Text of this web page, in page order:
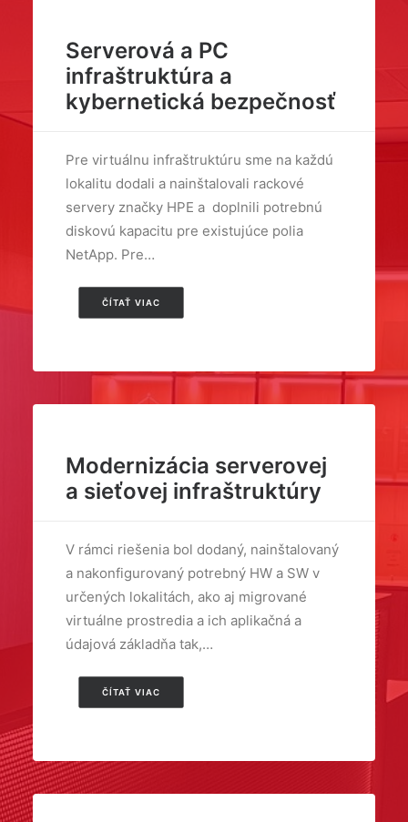
Serverová a PC
infraštruktúra a
kybernetická bezpečnosť
Pre virtuálnu infraštruktúru sme na každú
lokalitu dodali a nainštalovali rackové
servery značky HPE a doplnili potrebnú
diskovú kapacitu pre existujúce polia
NetApp. Pre…
ČÍTAŤ VIAC
Modernizácia serverovej
a sieťovej infraštruktúry
V rámci riešenia bol dodaný, nainštalovaný
a nakonfigurovaný potrebný HW a SW v
určených lokalitách, ako aj migrované
virtuálne prostredia a ich aplikačná a
údajová základňa tak,…
ČÍTAŤ VIAC